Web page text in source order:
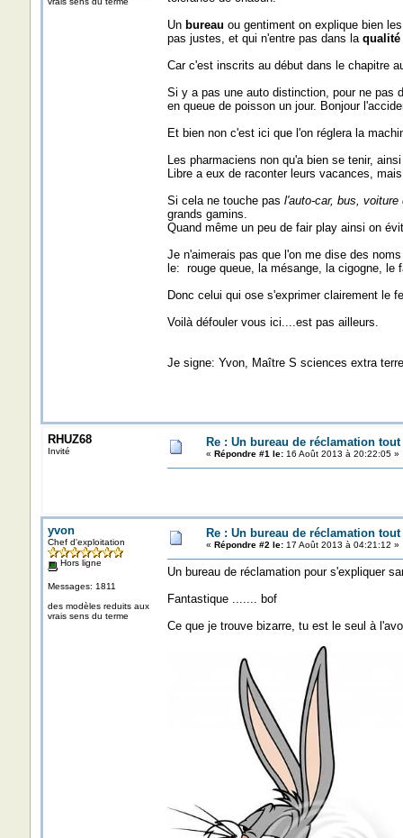
Un bureau ou gentiment on explique bien
pas justes, et qui n'entre pas dans la qualité
Car c'est inscrits au début dans le chapitre
Si y a pas une auto distinction, pour ne
en queue de poisson un jour. Bonjour
Et bien non c'est ici que l'on réglera la
Les pharmaciens non qu'a bien se tenir,
Libre a eux de raconter leurs vacances,
Si cela ne touche pas l'auto-car, bus,
grands gamins.
Quand même un peu de fair play ainsi on
Je n'aimerais pas que l'on me dise des
le: rouge queue, la mésange, la cigogne, le
Donc celui qui ose s'exprimer clairement le
Voilà défouler vous ici....est pas ailleurs.
Je signe: Yvon, Maître S sciences extra
RHUZ68
Invité
Re : Un bureau de réclamation
« Répondre #1 le:16 Août 2013 à 20:22:05 »
yvon
Chef d'exploitation
Hors ligne
Messages: 1811
des modèles reduits aux
vrais sens du terme
Re : Un bureau de réclamation
« Répondre #2 le:17 Août 2013 à 04:21:12 »
Un bureau de réclamation pour s'expliquer
Fantastique ....... bof
Ce que je trouve bizarre, tu est le seul à